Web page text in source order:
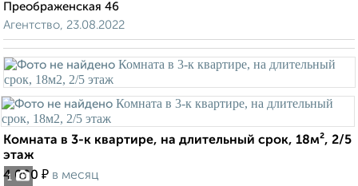
Преображенская 46
Агентство, 23.08.2022
1
Комната в 3-к квартире, на длительный срок, 18м², 2/5
этаж
4 000 ₽ в месяц